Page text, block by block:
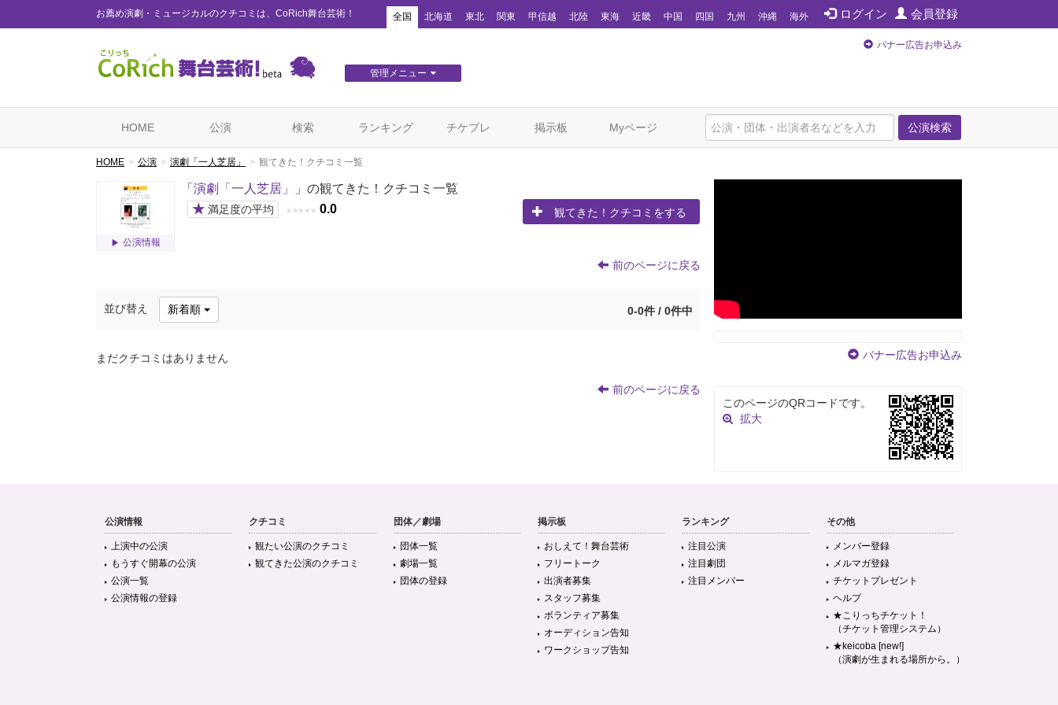
お薦め演劇・ミュージカルのクチコミは、CoRich舞台芸術！ ログイン 会員登録
全国 北海道 東北 関東 甲信越 北陸 東海 近畿 中国 四国 九州 沖縄 海外
管理メニュー
バナー広告お申込み
公演検索
HOME 公演 検索 ランキング チケプレ 掲示板 Myページ
HOME 公演 演劇「一人芝居」 観てきた！クチコミ一覧
公演情報
「 演劇「一人芝居」
」の観てきた！クチコミ一覧
★ 満足度の平均 ★ ★ ★ ★ ★ 0.0 観てきた！クチコミをする
前のページに戻る
並び替え 新着順 0-0件 / 0件中
まだクチコミはありません
前のページに戻る
バナー広告お申込み
このページのQRコードです。
拡大
公演情報
上演中の公演
もうすぐ開幕の公演
公演一覧
公演情報の登録
クチコミ
観たい公演のクチコミ
観てきた公演のクチコミ
団体／劇場
団体一覧
劇場一覧
団体の登録
掲示板
おしえて！舞台芸術
フリートーク
出演者募集
スタッフ募集
ボランティア募集
オーディション告知
ワークショップ告知
ランキング
注目公演
注目劇団
注目メンバー
その他
メンバー登録
メルマガ登録
チケットプレゼント
ヘルプ
★こりっちチケット！
（チケット管理システム）
★keicoba [new!]
（演劇が生まれる場所から。）